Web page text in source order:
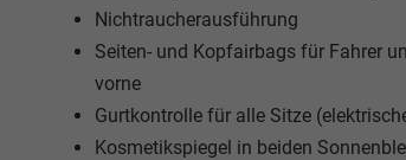
Nichtraucherausführung
Seiten- und Kopfairbags für Fahrer
vorne
Gurtkontrolle für alle Sitze
Kosmetikspiegel in beiden